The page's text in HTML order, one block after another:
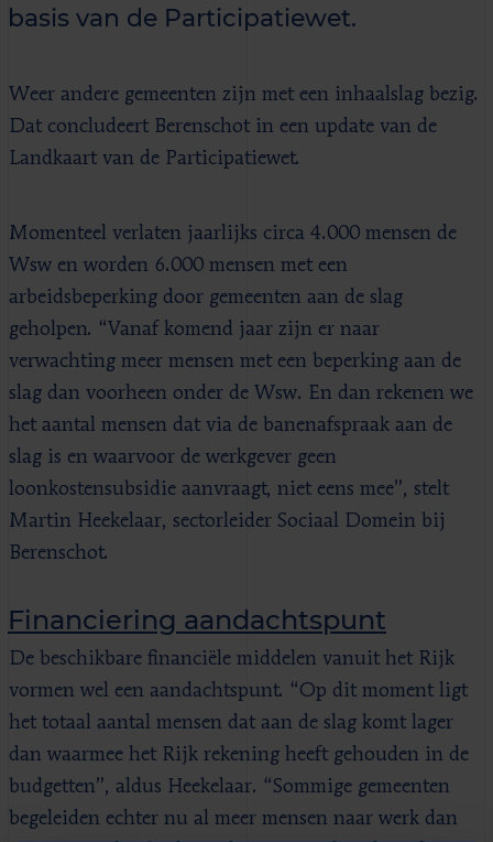
basis van de Participatiewet.
Weer andere gemeenten zijn met een inhaalslag bezig.
Dat concludeert Berenschot in een update van de
Landkaart van de Participatiewet.
Momenteel verlaten jaarlijks circa 4.000 mensen de
Wsw en worden 6.000 mensen met een
arbeidsbeperking door gemeenten aan de slag
geholpen. “Vanaf komend jaar zijn er naar
verwachting meer mensen met een beperking aan de
slag dan voorheen onder de Wsw. En dan rekenen we
het aantal mensen dat via de banenafspraak aan de
slag is en waarvoor de werkgever geen
loonkostensubsidie aanvraagt, niet eens mee”, stelt
Martin Heekelaar, sectorleider Sociaal Domein bij
Berenschot.
Financiering aandachtspunt
De beschikbare financiële middelen vanuit het Rijk
vormen wel een aandachtspunt. “Op dit moment ligt
het totaal aantal mensen dat aan de slag komt lager
dan waarmee het Rijk rekening heeft gehouden in de
budgetten”, aldus Heekelaar. “Sommige gemeenten
begeleiden echter nu al meer mensen naar werk dan